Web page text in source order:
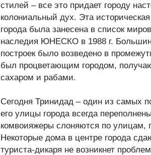
стилей – все это придает городу
колониальный дух. Эта историческая
города была занесена в список
наследия ЮНЕСКО в 1988 г.
построек было возведено в
был процветающим городом,
сахаром и рабами.
Сегодня Тринидад – один из самых
его улицы города всегда
комвоияжеры слоняются по улицам,
Некоторые дома в центре города
туриста-дикаря не возникнет